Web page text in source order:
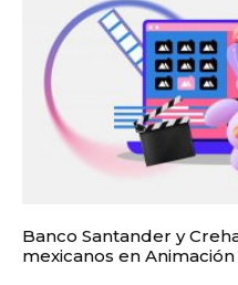
Banco Santander y
mexicanos en